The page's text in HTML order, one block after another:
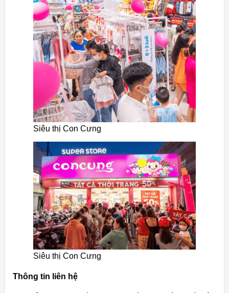
Siêu thị Con Cưng
Siêu thị Con Cưng
Thông tin liên hệ